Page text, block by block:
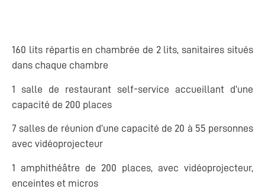
160 lits répartis en chambrée de 2 lits, sanitaires situés
dans chaque chambre
1 salle de restaurant self-service accueillant d’une
capacité de 200 places
7 salles de réunion d’une capacité de 20 à 55 personnes
avec vidéoprojecteur
1 amphithéâtre de 200 places, avec vidéoprojecteur,
enceintes et micros